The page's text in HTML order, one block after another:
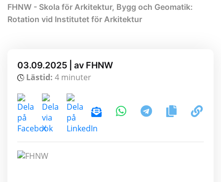
FHNW - Skola för Arkitektur, Bygg och Geomatik:
Rotation vid Institutet för Arkitektur
03.09.2025 | av FHNW
Lästid: 4 minuter